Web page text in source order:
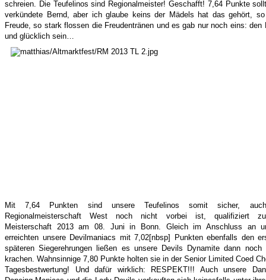
schreien. Die Teufelinos sind Regionalmeister! Geschafft! 7,64 Punkte
verkündete Bernd, aber ich glaube keins der Mädels hat das gehört,
Freude, so stark flossen die Freudentränen und es gab nur noch eins: den
und glücklich sein…
Mit 7,64 Punkten sind unsere Teufelinos somit sicher,
Regionalmeisterschaft West noch nicht vorbei ist, qualifiziert
Meisterschaft 2013 am 08. Juni in Bonn. Gleich im Anschluss an
erreichten unsere Devilmaniacs mit 7,02[nbsp] Punkten ebenfalls den
späteren Siegerehrungen ließen es unsere Devils Dynamite dann noch
krachen. Wahnsinnige 7,80 Punkte holten sie in der Senior Limited Coed
Tagesbestwertung! Und dafür wirklich: RESPEKT!!! Auch unsere